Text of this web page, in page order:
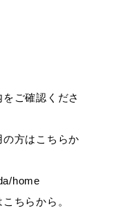
ご確認くださ
の方はこちらか
home
ちらから。